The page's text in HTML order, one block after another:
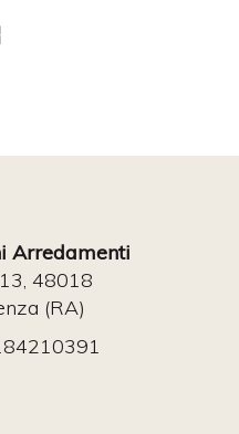
Arredamenti
48018
(RA)